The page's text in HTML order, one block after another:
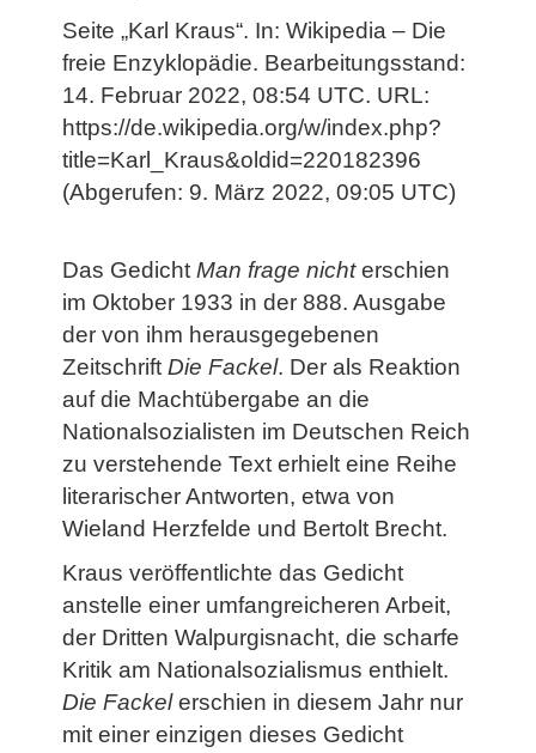
Seite „Karl Kraus“. In: Wikipedia – Die
freie Enzyklopädie. Bearbeitungsstand:
14. Februar 2022, 08:54 UTC. URL:
https://de.wikipedia.org/w/index.php?
title=Karl_Kraus&oldid=220182396
(Abgerufen: 9. März 2022, 09:05 UTC)
Das GedichtMan frage nichterschien
im Oktober 1933 in der 888. Ausgabe
der von ihm herausgegebenen
ZeitschriftDie Fackel. Der als Reaktion
auf die Machtübergabe an die
Nationalsozialisten im Deutschen Reich
zu verstehende Text erhielt eine Reihe
literarischer Antworten, etwa von
Wieland Herzfelde und Bertolt Brecht.
Kraus veröffentlichte das Gedicht
anstelle einer umfangreicheren Arbeit,
der Dritten Walpurgisnacht, die scharfe
Kritik am Nationalsozialismus enthielt.
Die Fackelerschien in diesem Jahr nur
mit einer einzigen dieses Gedicht